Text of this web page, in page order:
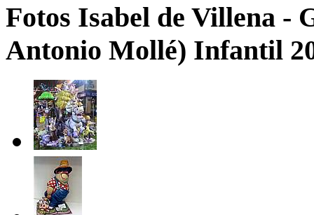
Fotos Isabel de Villena -
Antonio Mollé) Infantil